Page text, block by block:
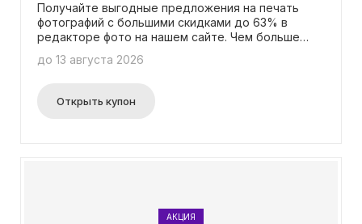
Получайте выгодные предложения на печать
фотографий с большими скидками до 63% в
редакторе фото на нашем сайте. Чем больше
выгода вас ожидает! При этом, вам даже не
воспользоваться этим привлекательным
предложением.
до 13 августа 2026
Открыть купон
АКЦИЯ